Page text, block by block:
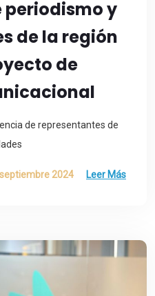
periodismo y
de la región
de
de representantes de
2024 Leer Más